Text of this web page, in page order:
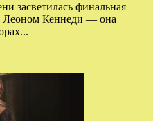
засветилась финальная
Леоном Кеннеди — она